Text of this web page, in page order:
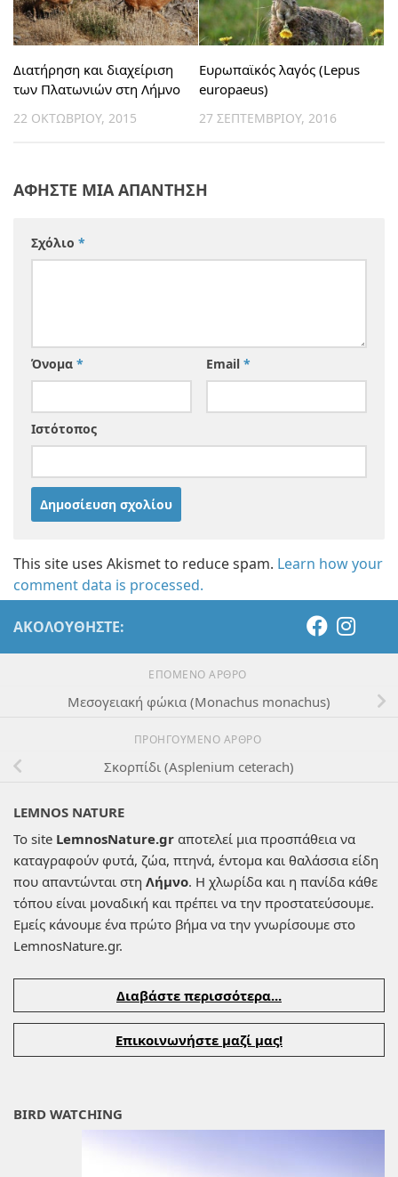
Διατήρηση και διαχείριση
των Πλατωνιών στη Λήμνο
22 ΟΚΤΩΒΡΊΟΥ, 2015
Ευρωπαϊκός λαγός (Lepus
europaeus)
27 ΣΕΠΤΕΜΒΡΊΟΥ, 2016
ΑΦΉΣΤΕ ΜΙΑ ΑΠΆΝΤΗΣΗ
Σχόλιο *
Όνομα * Email *
Ιστότοπος
This site uses Akismet to reduce spam. Learn how your
comment data is processed.
ΑΚΟΛΟΥΘΉΣΤΕ:
ΕΠΌΜΕΝΟ ΆΡΘΡΟ
Μεσογειακή φώκια (Monachus monachus)
ΠΡΟΗΓΟΎΜΕΝΟ ΆΡΘΡΟ
Σκορπίδι (Asplenium ceterach)
LEMNOS NATURE
Το site LemnosNature.gr αποτελεί μια προσπάθεια να
καταγραφούν φυτά, ζώα, πτηνά, έντομα και θαλάσσια είδη
που απαντώνται στη Λήμνο. Η χλωρίδα και η πανίδα κάθε
τόπου είναι μοναδική και πρέπει να την προστατεύσουμε.
Εμείς κάνουμε ένα πρώτο βήμα να την γνωρίσουμε στο
LemnosNature.gr.
Διαβάστε περισσότερα...
Επικοινωνήστε μαζί μας!
BIRD WATCHING